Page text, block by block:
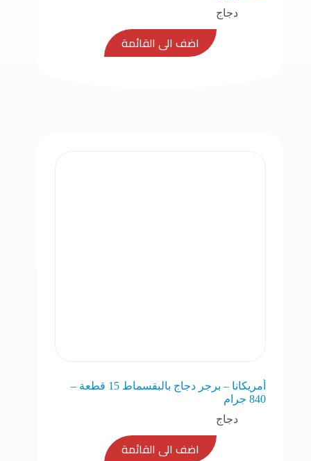
دجاج
اضف الى القائمة
أمريكانا – برجر دجاج بالبقسماط 15 قطعة –
840 جرام
دجاج
اضف الى القائمة